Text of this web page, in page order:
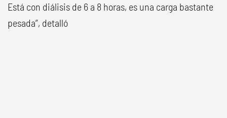
Está con diálisis de 6 a 8 horas, es una carga bastante
pesada”, detalló